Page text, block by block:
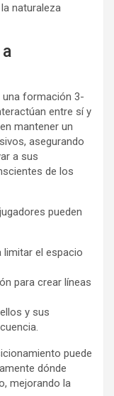
naturaleza
una formación 3-
entre sí y
mantener un
asegurando
a sus
de los
pueden
el espacio
para crear líneas
y sus
puede
dónde
mejorando la